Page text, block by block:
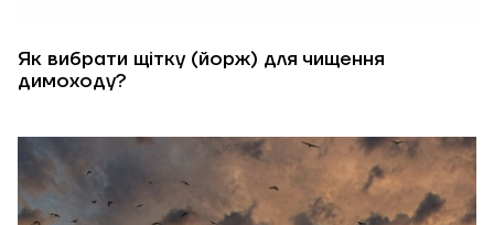
Як вибрати щітку (йорж) для чищення
димоходу?